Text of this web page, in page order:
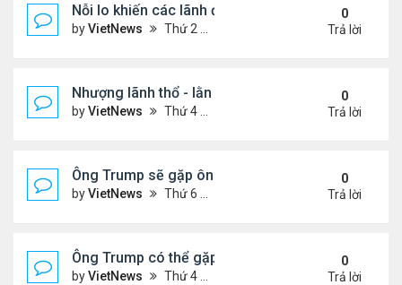
Nỗi lo khiến các lãnh đạo châu Âu tới Washington
byVietNews Thứ 2 Tháng 8 18, 2025 4:12 pm
0
Trả lời
Nhượng lãnh thổ - lằn ranh đỏ của Ukraine khi
byVietNews Thứ 4 Tháng 8 13, 2025 5:23 pm
0
Trả lời
Ông Trump sẽ gặp ông Putin tại Alaska vào tuần
byVietNews Thứ 6 Tháng 8 08, 2025 5:03 pm
0
Trả lời
Ông Trump có thể gặp ông Putin vào tuần tới
byVietNews Thứ 4 Tháng 8 06, 2025 4:29 pm
0
Trả lời